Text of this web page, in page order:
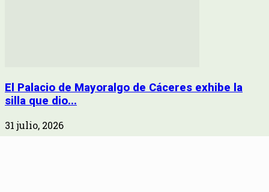
El Palacio de Mayoralgo de Cáceres exhibe la
silla que dio...
31 julio, 2026